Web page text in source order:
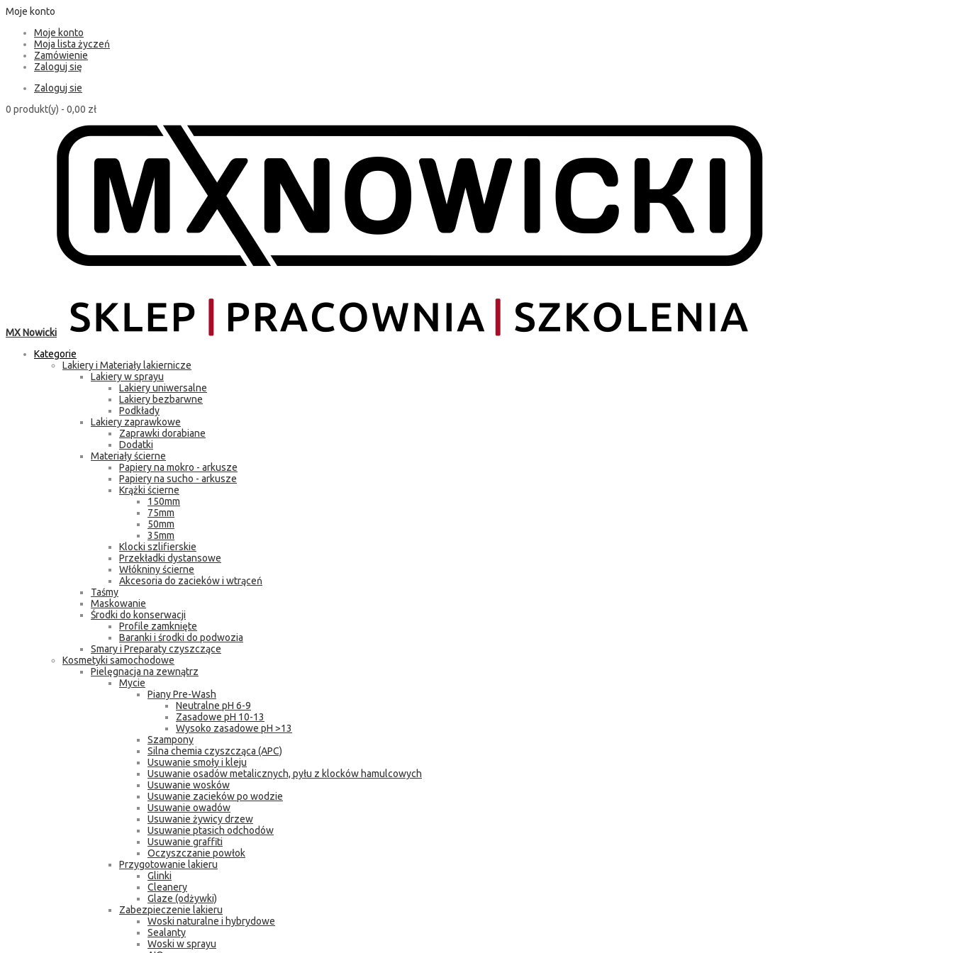
Moje konto
Moje konto
Moja lista życzeń
Zamówienie
Zaloguj się
Zaloguj sie
0 produkt(y) - 0,00 zł
MX Nowicki
Kategorie
Lakiery i Materiały lakiernicze
Lakiery w sprayu
Lakiery uniwersalne
Lakiery bezbarwne
Podkłady
Lakiery zaprawkowe
Zaprawki dorabiane
Dodatki
Materiały ścierne
Papiery na mokro - arkusze
Papiery na sucho - arkusze
Krążki ścierne
150mm
75mm
50mm
35mm
Klocki szlifierskie
Przekładki dystansowe
Włókniny ścierne
Akcesoria do zacieków i wtrąceń
Taśmy
Maskowanie
Środki do konserwacji
Profile zamknięte
Baranki i środki do podwozia
Smary i Preparaty czyszczące
Kosmetyki samochodowe
Pielęgnacja na zewnątrz
Mycie
Piany Pre-Wash
Neutralne pH 6-9
Zasadowe pH 10-13
Wysoko zasadowe pH >13
Szampony
Silna chemia czyszcząca (APC)
Usuwanie smoły i kleju
Usuwanie osadów metalicznych, pyłu z klocków hamulcowych
Usuwanie wosków
Usuwanie zacieków po wodzie
Usuwanie owadów
Usuwanie żywicy drzew
Usuwanie ptasich odchodów
Usuwanie graffiti
Oczyszczanie powłok
Przygotowanie lakieru
Glinki
Cleanery
Glaze (odżywki)
Zabezpieczenie lakieru
Woski naturalne i hybrydowe
Sealanty
Woski w sprayu